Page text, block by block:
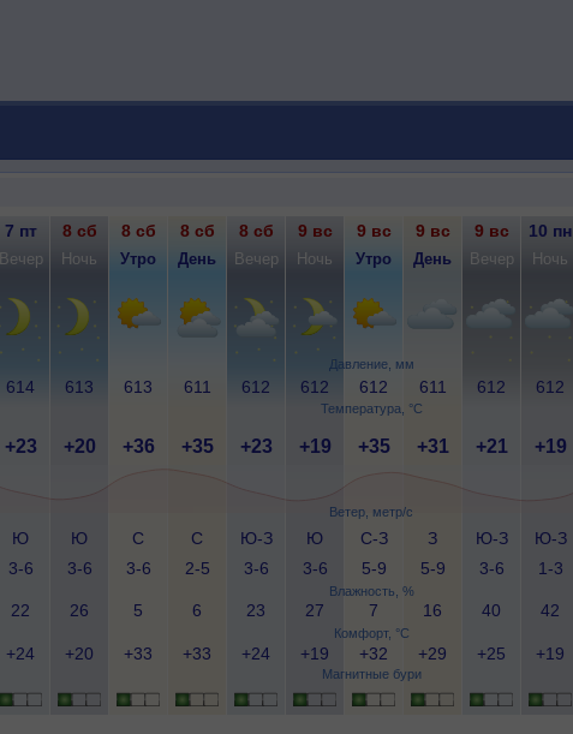
Давление, мм
Температура, °C
Ветер, метр/с
Влажность, %
Комфорт, °C
Магнитные бури
7 пт 8 сб 8 сб 8 сб 8 сб 9 вс 9 вс 9 вс 9 вс 10 пн
Вечер Ночь Утро День Вечер Ночь Утро День Вечер Ночь
614 613 613 611 612 612 612 611 612 612
+23 +20 +36 +35 +23 +19 +35 +31 +21 +19
Ю
3-6
Ю
3-6
С
3-6
С
2-5
Ю-З
3-6
Ю
3-6
С-З
5-9
З
5-9
Ю-З
3-6
Ю-З
1-3
22 26 5 6 23 27 7 16 40 42
+24 +20 +33 +33 +24 +19 +32 +29 +25 +19